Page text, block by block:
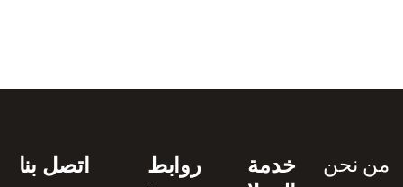
من نحن
خدمة
روابط
اتصل بنا